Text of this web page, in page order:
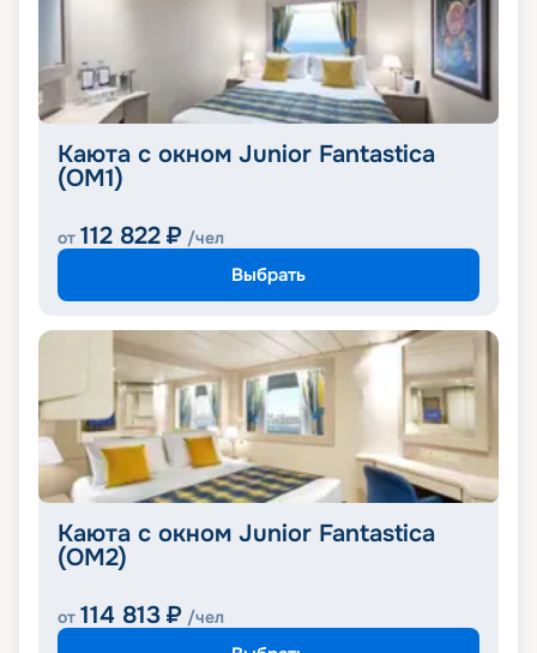
Каюта с окном Junior Fantastica
(OM1)
от 112 822 ₽ /чел
Выбрать
Каюта с окном Junior Fantastica
(OM2)
от 114 813 ₽ /чел